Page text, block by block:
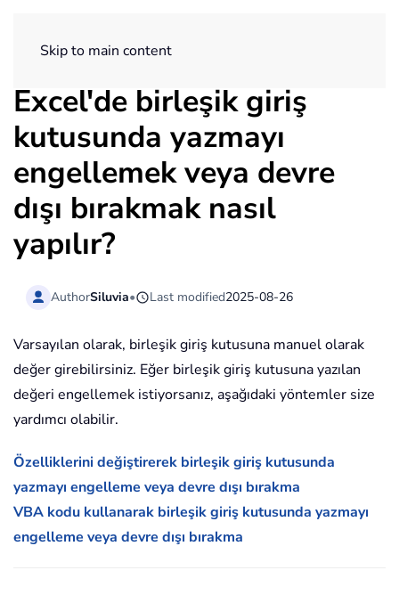
Skip to main content
Excel'de birleşik giriş
kutusunda yazmayı
engellemek veya devre
dışı bırakmak nasıl
yapılır?
AuthorSiluvia• Last modified2025-08-26
Varsayılan olarak, birleşik giriş kutusuna manuel olarak
değer girebilirsiniz. Eğer birleşik giriş kutusuna yazılan
değeri engellemek istiyorsanız, aşağıdaki yöntemler size
yardımcı olabilir.
Özelliklerini değiştirerek birleşik giriş kutusunda
yazmayı engelleme veya devre dışı bırakma
VBA kodu kullanarak birleşik giriş kutusunda yazmayı
engelleme veya devre dışı bırakma